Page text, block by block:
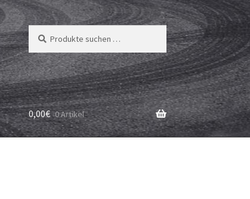
Suchen
nach:
Suchen
0,00€ 0 Artikel